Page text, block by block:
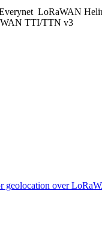
LoRaWAN
TTI/TTN v3
geolocation over